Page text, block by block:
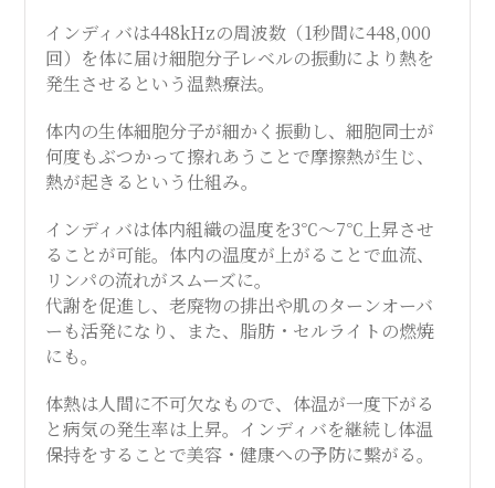
インディバは448kHzの周波数（1秒間に448,000
回）を体に届け細胞分子レベルの振動により熱を
発生させるという温熱療法。
体内の生体細胞分子が細かく振動し、細胞同士が
何度もぶつかって擦れあうことで摩擦熱が生じ、
熱が起きるという仕組み。
インディバは体内組織の温度を3℃～7℃上昇させ
ることが可能。体内の温度が上がることで血流、
リンパの流れがスムーズに。
代謝を促進し、老廃物の排出や肌のターンオーバ
ーも活発になり、また、脂肪・セルライトの燃焼
にも。
体熱は人間に不可欠なもので、体温が一度下がる
と病気の発生率は上昇。インディバを継続し体温
保持をすることで美容・健康への予防に繋がる。